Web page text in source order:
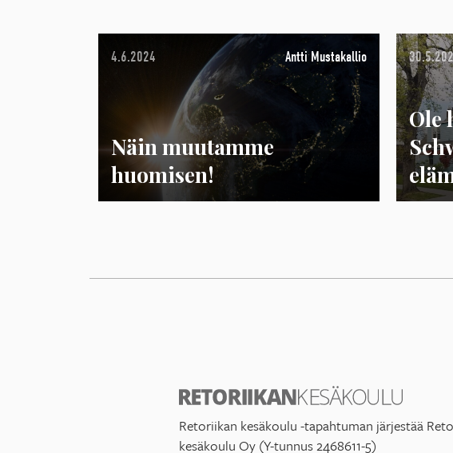
4.6.2024 Antti Mustakallio
Näin muutamme
huomisen!
Ole
Retoriikan kesäkoulu -tapahtuman järjestää
kesäkoulu Oy (Y-tunnus 2468611-5)